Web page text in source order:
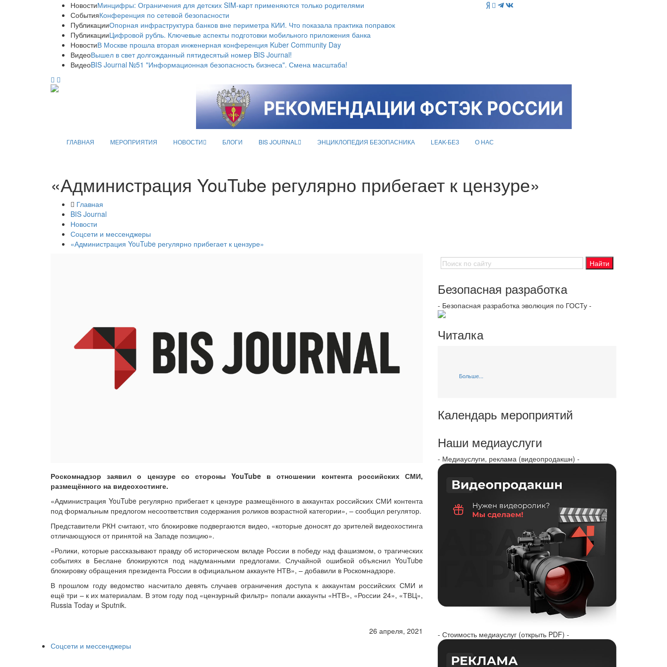
НовостиМинцифры: Ограничения для детских SIM-карт применяются только родителями
СобытияКонференция по сетевой безопасности
ПубликацииОпорная инфраструктура банков вне периметра КИИ. Что показала практика поправок
ПубликацииЦифровой рубль. Ключевые аспекты подготовки мобильного приложения банка
НовостиВ Москве прошла вторая инженерная конференция Kuber Community Day
ВидеоВышел в свет долгожданный пятидесятый номер BIS Journal!
ВидеоBIS Journal №51 "Информационная безопасность бизнеса". Смена масштаба!
ГЛАВНАЯ МЕРОПРИЯТИЯ НОВОСТИ БЛОГИ BIS JOURNAL ЭНЦИКЛОПЕДИЯ БЕЗОПАСНИКА LEAK-БЕЗ О НАС
«Администрация YouTube регулярно прибегает к цензуре»
Главная
BIS Journal
Новости
Соцсети и мессенджеры
«Администрация YouTube регулярно прибегает к цензуре»
Роскомнадзор заявил о цензуре со стороны YouTube в отношении контента российских СМИ,
размещённого на видеохостинге.
«Администрация YouTube регулярно прибегает к цензуре размещённого в аккаунтах российских СМИ контента
под формальным предлогом несоответствия содержания роликов возрастной категории», – сообщил регулятор.
Представители РКН считают, что блокировке подвергаются видео, «которые доносят до зрителей видеохостинга
отличающуюся от принятой на Западе позицию».
«Ролики, которые рассказывают правду об историческом вкладе России в победу над фашизмом, о трагических
событиях в Беслане блокируются под надуманными предлогами. Случайной ошибкой объяснил YouTube
блокировку обращения президента России в официальном аккаунте НТВ», – добавили в Роскомнадзоре.
В прошлом году ведомство насчитало девять случаев ограничения доступа к аккаунтам российских СМИ и
ещё три – к их материалам. В этом году под «цензурный фильтр» попали аккаунты «НТВ», «России 24», «ТВЦ»,
Russia Today и Sputnik.
26 апреля, 2021
Соцсети и мессенджеры
Безопасная разработка
- Безопасная разработка эволюция по ГОСТу -
Читалка
Больше...
Календарь мероприятий
Наши медиауслуги
- Медиауслуги, реклама (видеопродакшн) -
- Стоимость медиауслуг (открыть PDF) -